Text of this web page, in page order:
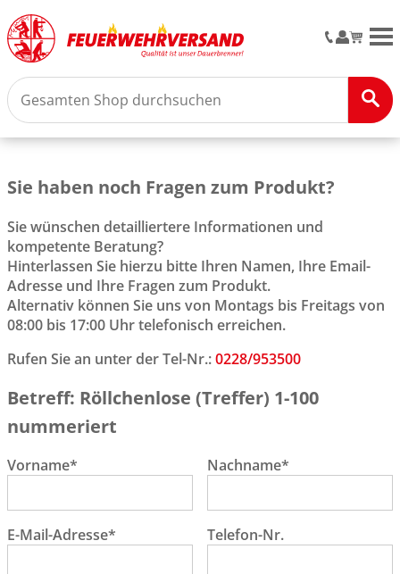
Sie haben noch Fragen zum Produkt?
Sie wünschen detailliertere Informationen und
kompetente Beratung?
Hinterlassen Sie hierzu bitte Ihren Namen, Ihre Email-
Adresse und Ihre Fragen zum Produkt.
Alternativ können Sie uns von Montags bis Freitags von
08:00 bis 17:00 Uhr telefonisch erreichen.
Rufen Sie an unter der Tel-Nr.:0228/953500
Betreff: Röllchenlose (Treffer) 1-100
nummeriert
Vorname* Nachname*
E-Mail-Adresse* Telefon-Nr.